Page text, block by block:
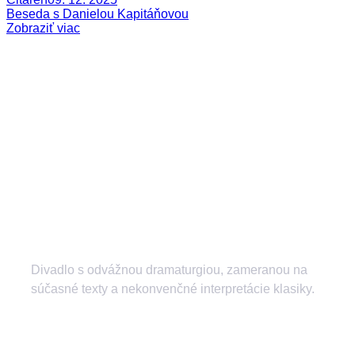
Beseda s Danielou Kapitáňovou
Zobraziť viac
Divadlo s odvážnou dramaturgiou, zameranou na
súčasné texty a nekonvenčné interpretácie klasiky.